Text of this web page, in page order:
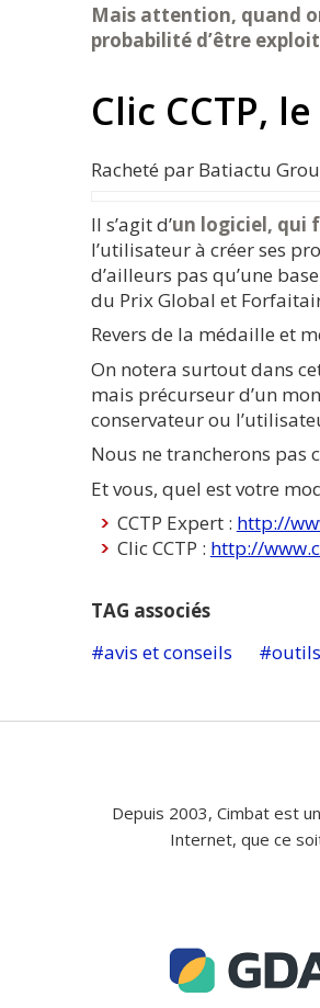
Mais attention, quand
probabilité d’être
Clic CCTP,
Racheté par Batiactu
Il s’agit d’un logiciel, qui
l’utilisateur à créer ses
d’ailleurs pas qu’une
du Prix Global et
Revers de la médaille et
On notera surtout dans
mais précurseur d’un
conservateur ou
Nous ne trancherons pas
Et vous, quel est votre
CCTP Expert : http://
Clic CCTP : http://
TAG associés
avis et conseils
outils
Depuis 2003, Cimbat est
Internet, que ce